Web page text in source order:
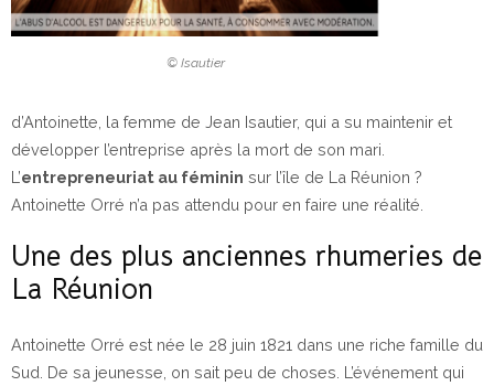
© Isautier
d’Antoinette, la femme de Jean Isautier, qui a su maintenir et
développer l’entreprise après la mort de son mari.
L’entrepreneuriat au féminin sur l’île de La Réunion ?
Antoinette Orré n’a pas attendu pour en faire une réalité.
Une des plus anciennes rhumeries de
La Réunion
Antoinette Orré est née le 28 juin 1821 dans une riche famille du
Sud. De sa jeunesse, on sait peu de choses. L’événement qui